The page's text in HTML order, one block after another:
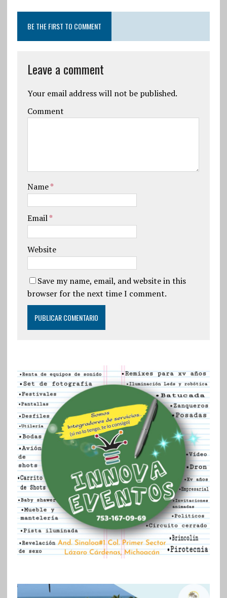
BE THE FIRST TO COMMENT
Leave a comment
Your email address will not be published.
Comment
Name*
Email*
Website
Save my name, email, and website in this
browser for the next time I comment.